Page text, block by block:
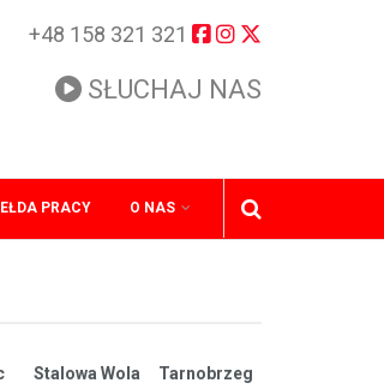
+48 158 321 321
SŁUCHAJ NAS
PRACY O NAS
Stalowa Wola
Tarnobrzeg